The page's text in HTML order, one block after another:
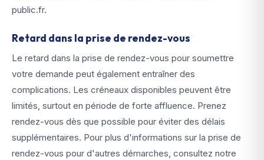
public.fr.
Retard dans la prise de rendez-vous
Le retard dans la prise de rendez-vous pour soumettre
votre demande peut également entraîner des
complications. Les créneaux disponibles peuvent être
limités, surtout en période de forte affluence. Prenez
rendez-vous dès que possible pour éviter des délais
supplémentaires. Pour plus d'informations sur la prise de
rendez-vous pour d'autres démarches, consultez notre